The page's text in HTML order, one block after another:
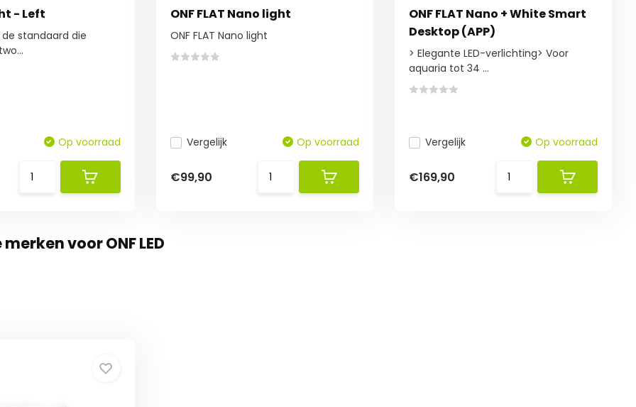
- Left
de standaard die
Op voorraad
ONF FLAT Nano light
ONF FLAT Nano light
Vergelijk Op voorraad
€99,90
ONF FLAT Nano + White Smart
Desktop (APP)
> Elegante LED-verlichting> Voor
aquaria tot 34 ...
Vergelijk Op voorraad
€169,90
voor ONF LED